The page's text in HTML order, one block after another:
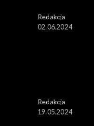
Redakcja
02.06.2024
Redakcja
19.05.2024